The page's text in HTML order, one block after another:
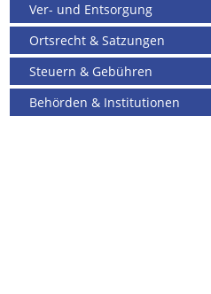
Ver- und Entsorgung
Ortsrecht & Satzungen
Steuern & Gebühren
Behörden & Institutionen